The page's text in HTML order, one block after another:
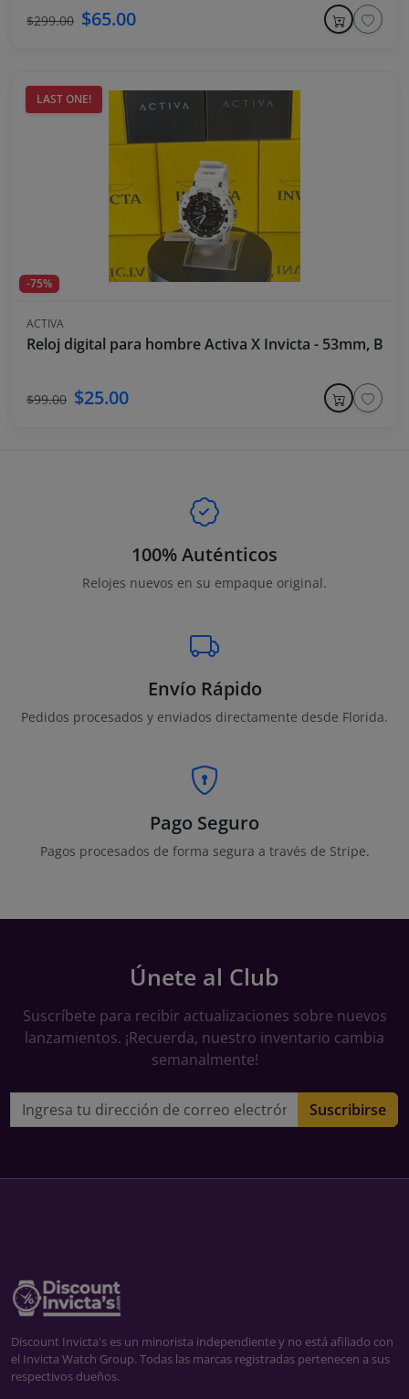
$299.00 $65.00
LAST ONE!
-75%
ACTIVA
Reloj digital para hombre Activa X Invicta - 53mm,
$99.00 $25.00
100% Auténticos
Relojes nuevos en su empaque original.
Envío Rápido
Pedidos procesados y enviados directamente desde Florida.
Pago Seguro
Pagos procesados de forma segura a través de Stripe.
Únete al Club
Suscríbete para recibir actualizaciones sobre nuevos
lanzamientos. ¡Recuerda, nuestro inventario cambia
semanalmente!
Dirección de correo electrónico Suscribirse
Discount Invicta's es un minorista independiente y no está afiliado con
el Invicta Watch Group. Todas las marcas registradas pertenecen a sus
respectivos dueños.